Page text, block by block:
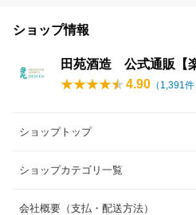
ショップ情報
田苑酒造 公式通販【
4.90 （ 1,391 件
ショップトップ
ショップカテゴリ一覧
会社概要（支払・配送方法）